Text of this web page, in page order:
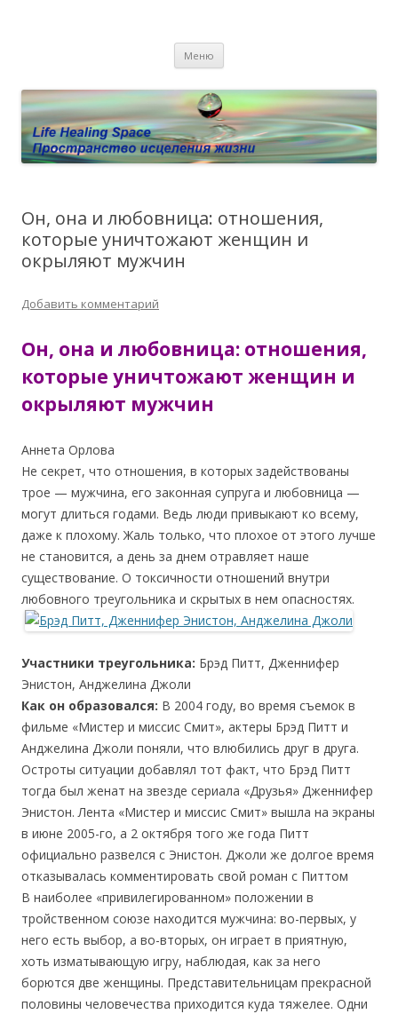
Личный сайт Елены Барымовой
исцелении воспоминанием и ренкарнационике. Услуги.
Меню
Он, она и любовница: отношения,
которые уничтожают женщин и
окрыляют мужчин
Добавить комментарий
Он, она и любовница: отношения,
которые уничтожают женщин и
окрыляют мужчин
Аннета Орлова
Не секрет, что отношения, в которых задействованы
трое — мужчина, его законная супруга и любовница —
могут длиться годами. Ведь люди привыкают ко всему,
даже к плохому. Жаль только, что плохое от этого лучше
не становится, а день за днем отравляет наше
существование. О токсичности отношений внутри
любовного треугольника и скрытых в нем опасностях.
Участники треугольника: Брэд Питт, Дженнифер
Энистон, Анджелина Джоли
Как он образовался: В 2004 году, во время съемок в
фильме «Мистер и миссис Смит», актеры Брэд Питт и
Анджелина Джоли поняли, что влюбились друг в друга.
Остроты ситуации добавлял тот факт, что Брэд Питт
тогда был женат на звезде сериала «Друзья» Дженнифер
Энистон. Лента «Мистер и миссис Смит» вышла на экраны
в июне 2005-го, а 2 октября того же года Питт
официально развелся с Энистон. Джоли же долгое время
отказывалась комментировать свой роман с Питтом
В наиболее «привилегированном» положении в
тройственном союзе находится мужчина: во-первых, у
него есть выбор, а во-вторых, он играет в приятную,
хоть изматывающую игру, наблюдая, как за него
борются две женщины. Представительницам прекрасной
половины человечества приходится куда тяжелее. Одни